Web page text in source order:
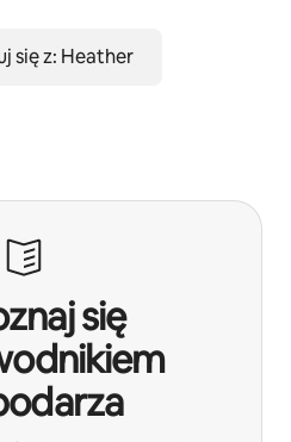
się z: Heather
się